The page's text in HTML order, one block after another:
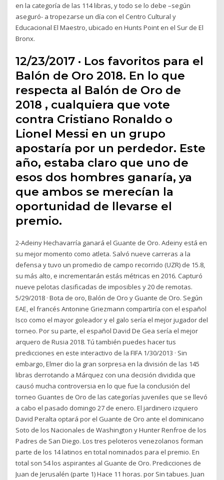
en la categoría de las 114 libras, y todo se lo debe –según
aseguró- a tropezarse un día con el Centro Cultural y
Educacional El Maestro, ubicado en Hunts Point en el Sur de El
Bronx.
12/23/2017 · Los favoritos para el
Balón de Oro 2018. En lo que
respecta al Balón de Oro de
2018 , cualquiera que vote
contra Cristiano Ronaldo o
Lionel Messi en un grupo
apostaría por un perdedor. Este
año, estaba claro que uno de
esos dos hombres ganaría, ya
que ambos se merecían la
oportunidad de llevarse el
premio.
2-Adeiny Hechavarría ganará el Guante de Oro. Adeiny está en
su mejor momento como atleta. Salvó nueve carreras a la
defensa y tuvo un promedio de campo recorrido (UZR) de 15.8,
su más alto, e incrementarán estás métricas en 2016. Capturó
nueve pelotas clasificadas de imposibles y 20 de remotas.
5/29/2018 · Bota de oro, Balón de Oro y Guante de Oro. Según
EAE, el francés Antonine Griezmann compartiría con el español
Isco como el mayor goleador y el galo sería el mejor jugador del
torneo. Por su parte, el español David De Gea sería el mejor
arquero de Rusia 2018. Tú también puedes hacer tus
predicciones en este interactivo de la FIFA 1/30/2013 · Sin
embargo, Elmer dio la gran sorpresa en la división de las 145
libras derrotando a Márquez con una decisión dividida que
causó mucha controversia en lo que fue la conclusión del
torneo Guantes de Oro de las categorías juveniles que se llevó
a cabo el pasado domingo 27 de enero. El jardinero izquiero
David Peralta optará por el Guante de Oro ante el dominicano
Soto de los Nacionales de Washington y Hunter Renfroe de los
Padres de San Diego. Los tres peloteros venezolanos forman
parte de los 14 latinos en total nominados para el premio. En
total son 54 los aspirantes al Guante de Oro. Predicciones de
Juan de Jerusalén (parte 1) Hace 11 horas. por Sin tabues. Juan